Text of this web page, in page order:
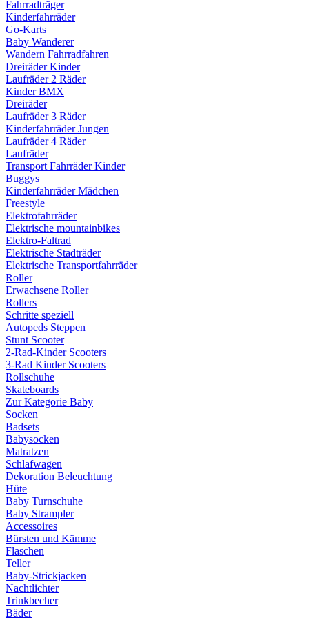
Fahrradträger
Kinderfahrräder
Go-Karts
Baby Wanderer
Wandern Fahrradfahren
Dreiräder Kinder
Laufräder 2 Räder
Kinder BMX
Dreiräder
Laufräder 3 Räder
Kinderfahrräder Jungen
Laufräder 4 Räder
Laufräder
Transport Fahrräder Kinder
Buggys
Kinderfahrräder Mädchen
Freestyle
Elektrofahrräder
Elektrische mountainbikes
Elektro-Faltrad
Elektrische Stadträder
Elektrische Transportfahrräder
Roller
Erwachsene Roller
Rollers
Schritte speziell
Autopeds Steppen
Stunt Scooter
2-Rad-Kinder Scooters
3-Rad Kinder Scooters
Rollschuhe
Skateboards
Zur Kategorie Baby
Socken
Badsets
Babysocken
Matratzen
Schlafwagen
Dekoration Beleuchtung
Hüte
Baby Turnschuhe
Baby Strampler
Accessoires
Bürsten und Kämme
Flaschen
Teller
Baby-Strickjacken
Nachtlichter
Trinkbecher
Bäder